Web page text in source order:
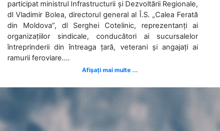
participat ministrul Infrastructurii și Dezvoltării Regionale,
dl Vladimir Bolea, directorul general al Î.S. „Calea Ferată
din Moldova”, dl Serghei Cotelinic, reprezentanți ai
organizațiilor sindicale, conducători ai sucursalelor
întreprinderii din întreaga țară, veterani și angajați ai
ramurii feroviare....
Afișați mai multe ...